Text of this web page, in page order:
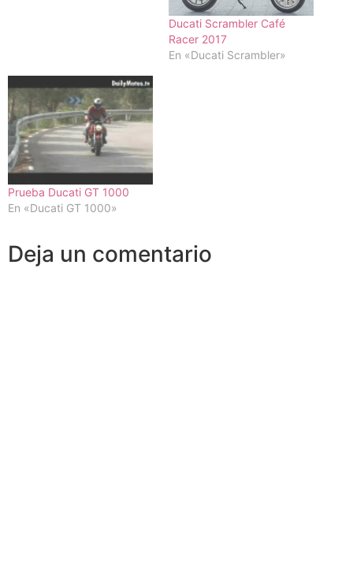
Ducati Scrambler Café
Racer 2017
En «Ducati Scrambler»
Prueba Ducati GT 1000
En «Ducati GT 1000»
Deja un comentario